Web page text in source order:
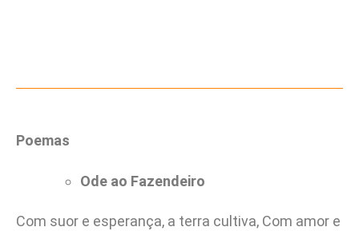
Poemas
Ode ao Fazendeiro
Com suor e esperança, a terra cultiva, Com amor e